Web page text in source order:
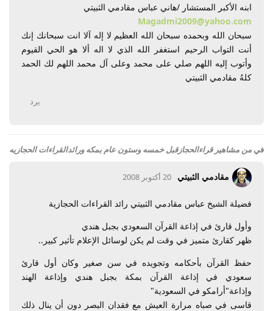
ابنه الأكبر المستشار /هاني عباس مقادمي الثبيتي
Magadmi2009@yahoo.com
سبحان الله وبحمده سبحان الله العظيم لا إله آلا انت سبحانك إنك
أنت التواب الرحيم استغفر الله الذي لا اله ألا هو الحي القيوم
وأتوب إليه اللهم صلي على محمد وعلى آل محمد اللهم لك الحمد
كلهُ مقادمي الثبيتي
يرد
في من مشاهير قراءالحجازقبل خمسه وستون عام بمكه ورائدالقراءات الحجازيه
مقادمي الثبيتي 20 أكتوبر 2008
فضيلة الشيخ عباس مقادمي الثبيتي رائد القراءات الحجازية
وأول قارئ في إذاعة القرآن السعودي بجبل هندي
ظهر كقارئ متميز في وقت لم يكن لوسائل الإعلام تأثير كبير..
حفظ القرآن بأحكامه وتجويده في سن صغير وكان أول قارئ
سعودي في إذاعة القرآن بمكة بجبل هندي وإذاعة الهند
وإذاعة"أرامكو في السعودية"
قاسى في صباه مرارة العيش مع فقدان البصر دون أن ينال ذلك